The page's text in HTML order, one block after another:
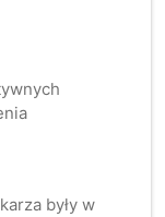
były w